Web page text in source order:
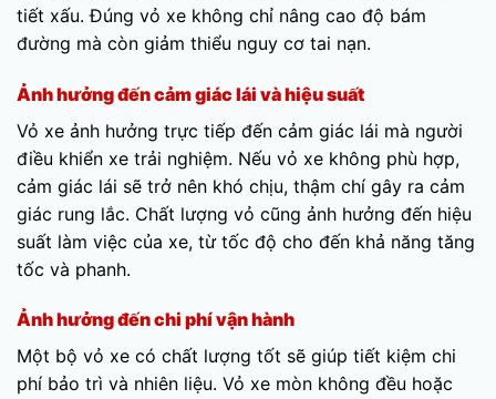
tiết xấu. Đúng vỏ xe không chỉ nâng cao độ bám
đường mà còn giảm thiểu nguy cơ tai nạn.
Ảnh hưởng đến cảm giác lái và hiệu suất
Vỏ xe ảnh hưởng trực tiếp đến cảm giác lái mà người
điều khiển xe trải nghiệm. Nếu vỏ xe không phù hợp,
cảm giác lái sẽ trở nên khó chịu, thậm chí gây ra cảm
giác rung lắc. Chất lượng vỏ cũng ảnh hưởng đến hiệu
suất làm việc của xe, từ tốc độ cho đến khả năng tăng
tốc và phanh.
Ảnh hưởng đến chi phí vận hành
Một bộ vỏ xe có chất lượng tốt sẽ giúp tiết kiệm chi
phí bảo trì và nhiên liệu. Vỏ xe mòn không đều hoặc